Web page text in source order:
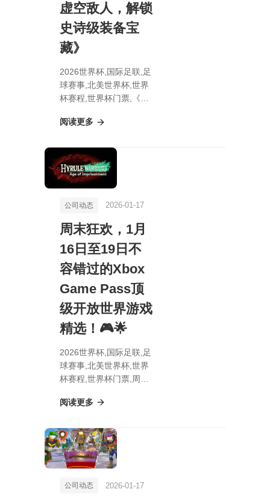
虚空敌人，解锁
史诗级装备宝
藏》
2026世界杯,国际足联,足
球赛事,北美世界杯,世界
杯赛程,世界杯门票,《揭
大揭秘：轻松击败虚空敌
阅读更多
公司动态 2026-01-17
周末狂欢，1月
16日至19日不
容错过的Xbox
Game Pass顶
级开放世界游戏
精选！🎮🌟
2026世界杯,国际足联,足
球赛事,北美世界杯,世界
杯赛程,世界杯门票,周末
容错过的Xbox Game
精选！🎮🌟
阅读更多
公司动态 2026-01-17